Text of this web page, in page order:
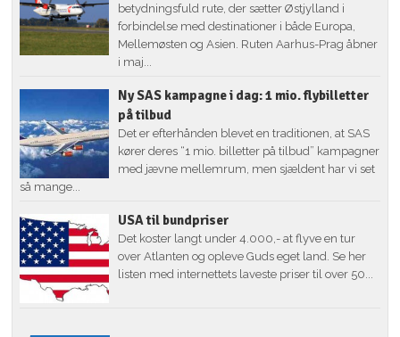
betydningsfuld rute, der sætter Østjylland i
forbindelse med destinationer i både Europa,
Mellemøsten og Asien. Ruten Aarhus-Prag åbner
i maj...
Ny SAS kampagne i dag: 1 mio. flybilletter
på tilbud
Det er efterhånden blevet en traditionen, at SAS
kører deres “1 mio. billetter på tilbud” kampagner
med jævne mellemrum, men sjældent har vi set
så mange...
USA til bundpriser
Det koster langt under 4.000,- at flyve en tur
over Atlanten og opleve Guds eget land. Se her
listen med internettets laveste priser til over 50...